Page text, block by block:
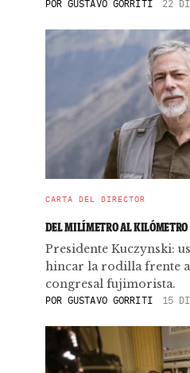
POR GUSTAVO GORRITI 22
CARTA DEL DIRECTOR
DEL MILÍMETRO AL KILÓMETRO
Presidente Kuczynski:
hincar la rodilla frente
congresal fujimorista.
POR GUSTAVO GORRITI 15